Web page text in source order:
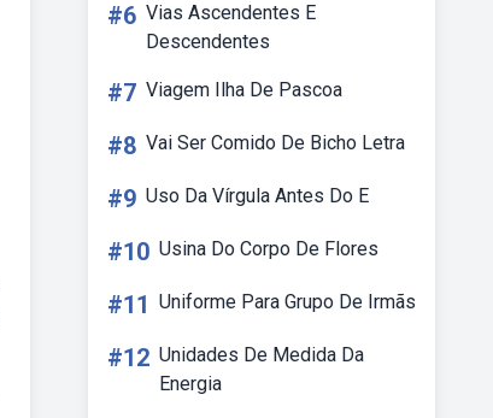
#6 Vias Ascendentes E
Descendentes
#7 Viagem Ilha De Pascoa
#8 Vai Ser Comido De Bicho Letra
#9 Uso Da Vírgula Antes Do E
#10 Usina Do Corpo De Flores
#11 Uniforme Para Grupo De Irmãs
#12 Unidades De Medida Da
Energia